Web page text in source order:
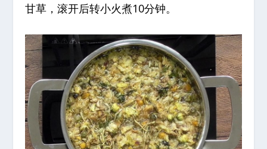
甘草，滚开后转小火煮10分钟。